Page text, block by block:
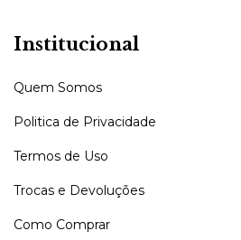
Institucional
Quem Somos
Politica de Privacidade
Termos de Uso
Trocas e Devoluções
Como Comprar